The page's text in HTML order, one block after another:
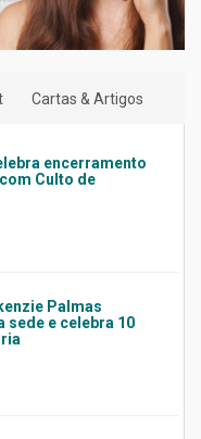
Cartas & Artigos
encerramento
Culto de
Palmas
sede e celebra 10